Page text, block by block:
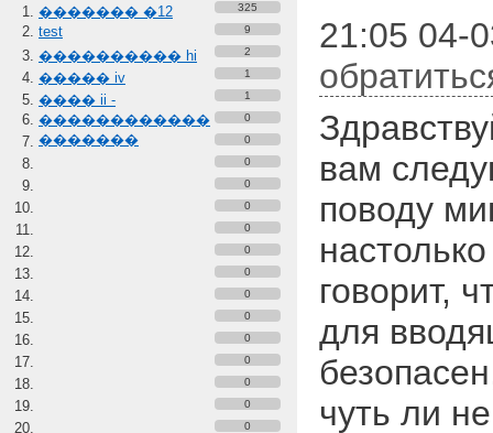
������� �12 325
test 9
���������� hi 2
����� iv 1
���� ii -
������������
�������
1
0
0
0
0
0
0
0
0
0
0
0
0
0
0
0
21:05 04-
вам
поводу
говорит,
для
чуть ли